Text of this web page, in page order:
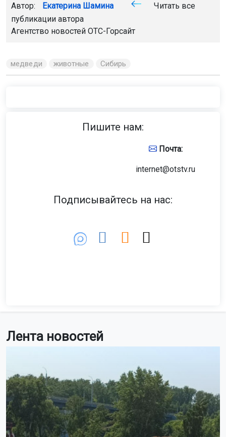
Лента новостей
Автор: Екатерина Шамина
Читать все
публикации автора
Агентство новостей ОТС-Горсайт
медведи животные Сибирь
Пишите нам:
Почта:
internet@otstv.ru
Подписывайтесь на нас: